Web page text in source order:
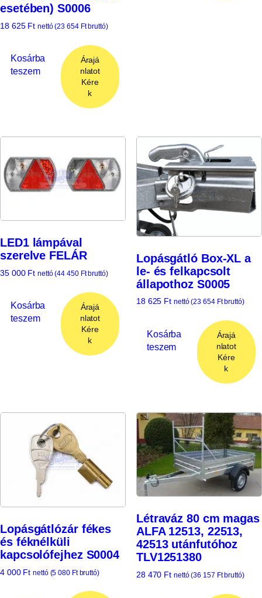
esetében) S0006
18 625 Ft nettó (23 654 Ftbruttó)
Kosárba
teszem
Árajá
nlatot
Kére
k
LED1 lámpával
szerelve FELÁR
35 000 Ft nettó (44 450 Ftbruttó)
Kosárba
teszem
Árajá
nlatot
Kére
k
Lopásgátló Box-XL a
le- és felkapcsolt
állapothoz S0005
18 625 Ft nettó (23 654 Ftbruttó)
Kosárba
teszem
Árajá
nlatot
Kére
k
Lopásgátlózár fékes
és féknélküli
kapcsolófejhez S0004
4 000 Ft nettó (5 080 Ftbruttó)
Létraváz 80 cm magas
ALFA 12513, 22513,
42513 utánfutóhoz
TLV1251380
28 470 Ft nettó (36 157 Ftbruttó)